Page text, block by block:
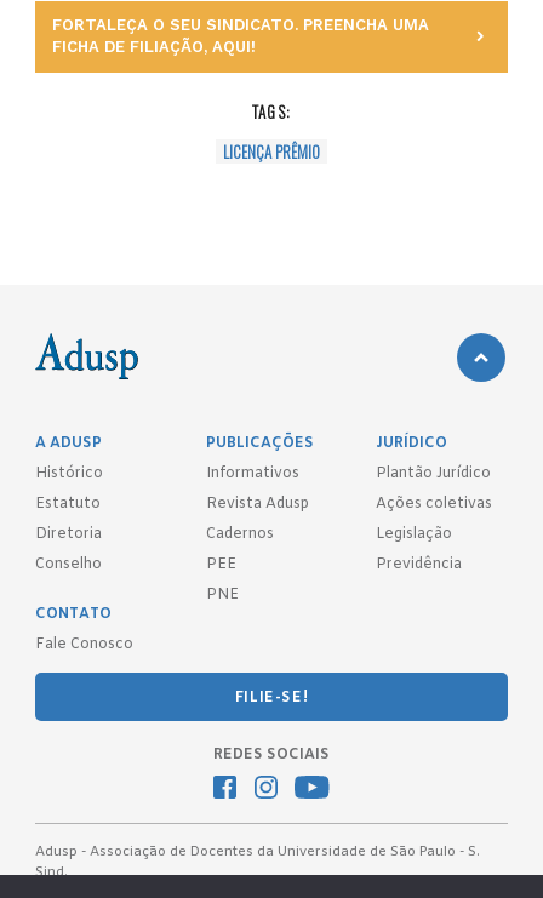
FORTALEÇA O SEU SINDICATO. PREENCHA UMA
FICHA DE FILIAÇÃO, AQUI!
TAGS:
LICENÇA PRÊMIO
A ADUSP
Histórico
Estatuto
Diretoria
Conselho
PUBLICAÇÕES
Informativos
Revista Adusp
Cadernos
PEE
PNE
JURÍDICO
Plantão Jurídico
Ações coletivas
Legislação
Previdência
CONTATO
Fale Conosco
FILIE-SE!
REDES SOCIAIS
Adusp - Associação de Docentes da Universidade de São Paulo - S.
Sind.